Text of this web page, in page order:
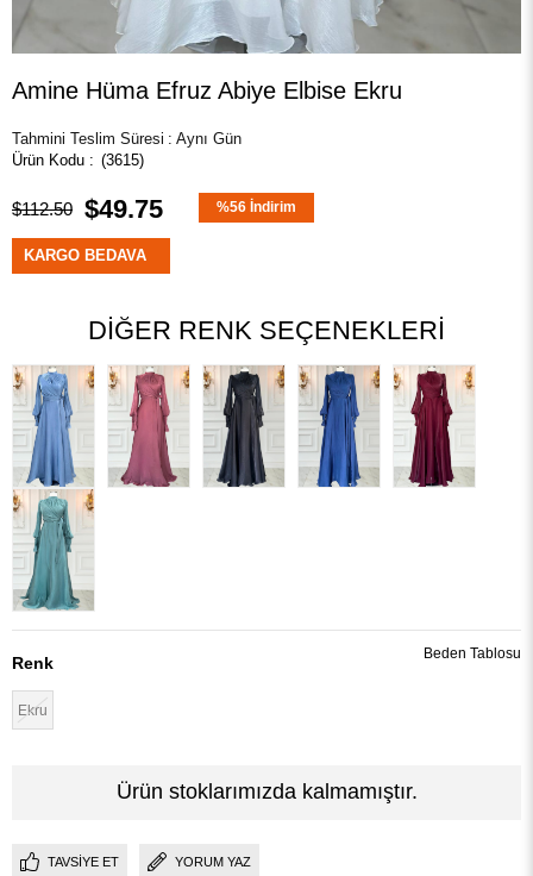
Amine Hüma Efruz Abiye Elbise Ekru
Tahmini Teslim Süresi : Aynı Gün
(3615)
$112.50 $49.75 %56 İndirim
KARGO BEDAVA
DIĞER RENK SEÇENEKLERI
Renk
Ekru
Beden Tablosu
Ürün stoklarımızda kalmamıştır.
TAVSIYE ET YORUM YAZ